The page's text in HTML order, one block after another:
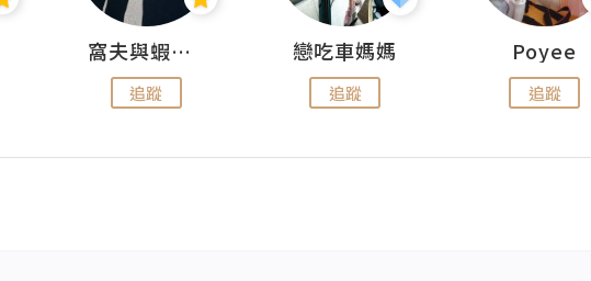
窩夫與蝦子餅
追蹤
戀吃車媽媽
追蹤
Poyee
追蹤